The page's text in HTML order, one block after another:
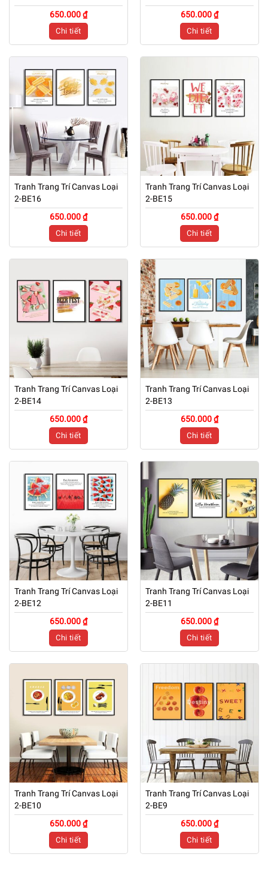
650.000 ₫
Chi tiết
650.000 ₫
Chi tiết
Tranh Trang Trí Canvas Loại
2-BE16
650.000 ₫
Chi tiết
Tranh Trang Trí Canvas Loại
2-BE15
650.000 ₫
Chi tiết
Tranh Trang Trí Canvas Loại
2-BE14
650.000 ₫
Chi tiết
Tranh Trang Trí Canvas Loại
2-BE13
650.000 ₫
Chi tiết
Tranh Trang Trí Canvas Loại
2-BE12
650.000 ₫
Chi tiết
Tranh Trang Trí Canvas Loại
2-BE11
650.000 ₫
Chi tiết
Tranh Trang Trí Canvas Loại
2-BE10
650.000 ₫
Chi tiết
Tranh Trang Trí Canvas Loại
2-BE9
650.000 ₫
Chi tiết